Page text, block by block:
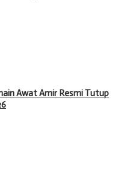
Awat Amir Resmi Tutup